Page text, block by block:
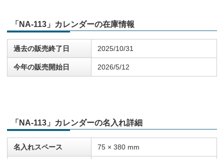
「NA-113」カレンダーの在庫情報
過去の販売終了日 2025/10/31
今年の販売開始日 2026/5/12
「NA-113」カレンダーの名入れ詳細
名入れスペース 75 × 380 mm